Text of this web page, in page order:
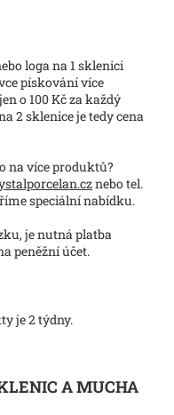
loga na 1 sklenici
pískování více
o 100 Kč za každý
2 sklenice je tedy cena
na více produktů?
nebo tel.
speciální nabídku.
je nutná platba
peněžní účet.
je 2 týdny.
A MUCHA